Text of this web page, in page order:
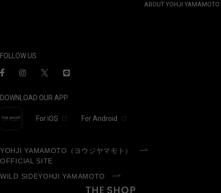
ABOUT YOHJI YAMAMOTO
FOLLOW US
DOWNLOAD OUR APP
For iOS For Android
YOHJI YAMAMOTO（ヨウジヤマモト）
OFFICIAL SITE
WILD SIDEYOHJI YAMAMOTO